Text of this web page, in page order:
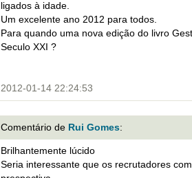
ligados à idade.
Um excelente ano 2012 para todos.
Para quando uma nova edição do livro
Seculo XXI ?
2012-01-14 22:24:53
Comentário de Rui Gomes:
Brilhantemente lúcido
Seria interessante que os recrutadores